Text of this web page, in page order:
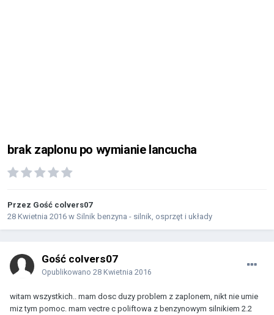
brak zaplonu po wymianie lancucha
Przez Gość colvers07
28 Kwietnia 2016 w Silnik benzyna - silnik, osprzęt i układy
Gość colvers07
Opublikowano 28 Kwietnia 2016
witam wszystkich.. mam dosc duzy problem z zaplonem, nikt nie umie
miz tym pomoc. mam vectre c poliftowa z benzynowym silnikiem 2.2